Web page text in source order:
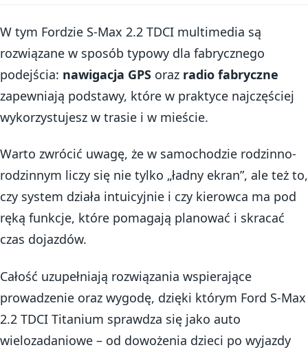
W tym Fordzie S-Max 2.2 TDCI multimedia są
rozwiązane w sposób typowy dla fabrycznego
podejścia: nawigacja GPS oraz radio fabryczne
zapewniają podstawy, które w praktyce najczęściej
wykorzystujesz w trasie i w mieście.
Warto zwrócić uwagę, że w samochodzie rodzinno-
rodzinnym liczy się nie tylko „ładny ekran”, ale też to,
czy system działa intuicyjnie i czy kierowca ma pod
ręką funkcje, które pomagają planować i skracać
czas dojazdów.
Całość uzupełniają rozwiązania wspierające
prowadzenie oraz wygodę, dzięki którym Ford S-Max
2.2 TDCI Titanium sprawdza się jako auto
wielozadaniowe – od dowożenia dzieci po wyjazdy